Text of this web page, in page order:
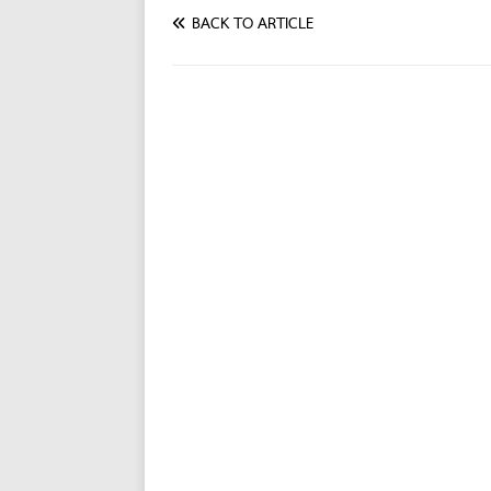
BACK TO ARTICLE